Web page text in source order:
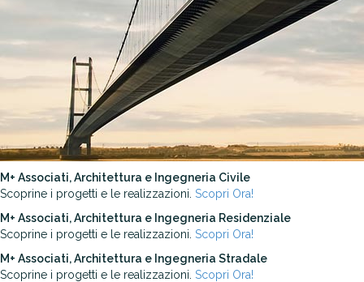
M+ Associati, Architettura e Ingegneria Civile
Scoprine i progetti e le realizzazioni. Scopri Ora!
M+ Associati, Architettura e Ingegneria Residenziale
Scoprine i progetti e le realizzazioni. Scopri Ora!
M+ Associati, Architettura e Ingegneria Stradale
Scoprine i progetti e le realizzazioni. Scopri Ora!